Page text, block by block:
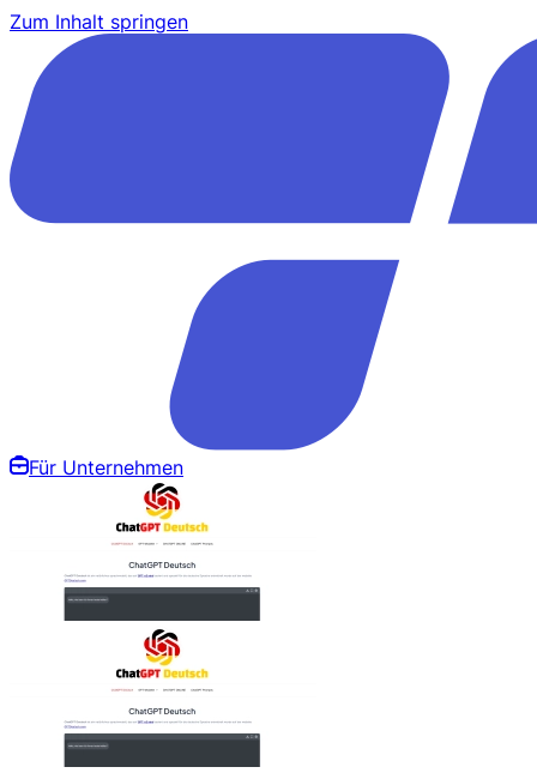
Zum Inhalt springen
Für Unternehmen